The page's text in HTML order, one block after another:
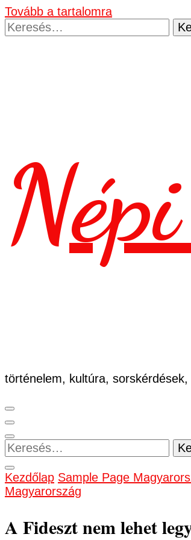
Tovább a tartalomra
Keresés:
történelem, kultúra,
Keresés:
Kezdőlap Sample Page
Magyarország
A Fideszt nem lehet